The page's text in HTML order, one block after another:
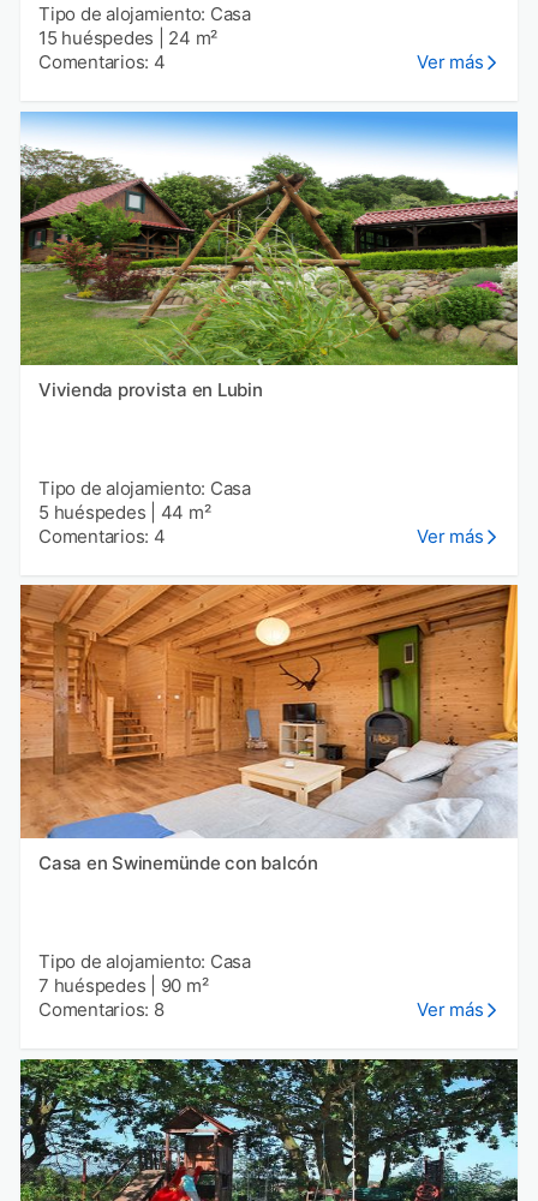
Tipo de alojamiento: Casa
15 huéspedes
24 m²
Comentarios: 4
Ver más
Vivienda provista en Lubin
Tipo de alojamiento: Casa
5 huéspedes
44 m²
Comentarios: 4
Ver más
Casa en Swinemünde con balcón
Tipo de alojamiento: Casa
7 huéspedes
90 m²
Comentarios: 8
Ver más